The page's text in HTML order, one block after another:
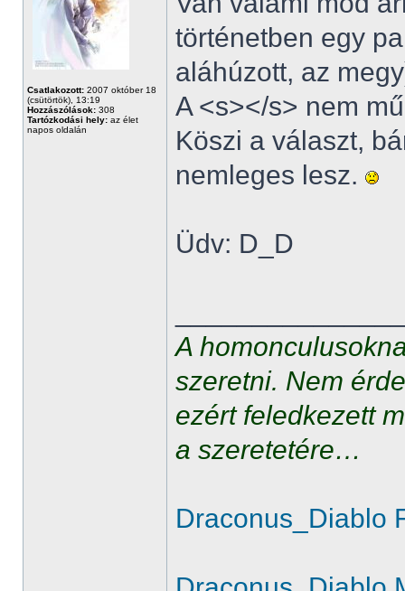
Csatlakozott: 2007 október 18
(csütörtök), 13:19
Hozzászólások: 308
Tartózkodási hely: az élet
napos oldalán
történetben egy
aláhúzott, az
A <s></s> nem
Köszi a választ,
nemleges lesz.
Üdv: D_D
A
szeretni. Nem
ezért feledkezett
a szeretetére…
Draconus_Diablo